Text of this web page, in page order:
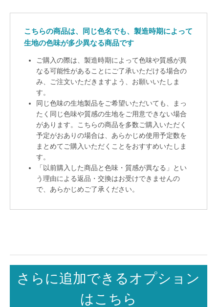
こちらの商品は、同じ色名でも、製造時期によって
生地の色味が多少異なる商品です
ご購入の際は、製造時期によって色味や質感が異
なる可能性があることにご了承いただける場合の
み、ご注文いただきますよう、お願いいたしま
す。
同じ色味の生地製品をご希望いただいても、まっ
たく同じ色味や質感の生地をご用意できない場合
があります。こちらの商品を多数ご購入いただく
予定がおありの場合は、あらかじめ使用予定数を
まとめてご購入いただくことをおすすめいたしま
す。
「以前購入した商品と色味・質感が異なる」とい
う理由による返品・交換はお受けできませんの
で、あらかじめご了承ください。
さらに追加できるオプション
はこちら